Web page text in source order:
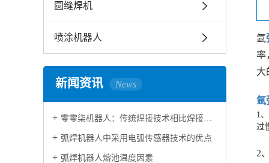
圆缝焊机
喷涂机器人
新闻资讯 News
零零柒机器人：传统焊接技术相比焊接机器人技术区别
弧焊机器人中采用电弧传感器技术的优点
弧焊机器人熔池温度因素
氩
率
大
氩
1
过
2